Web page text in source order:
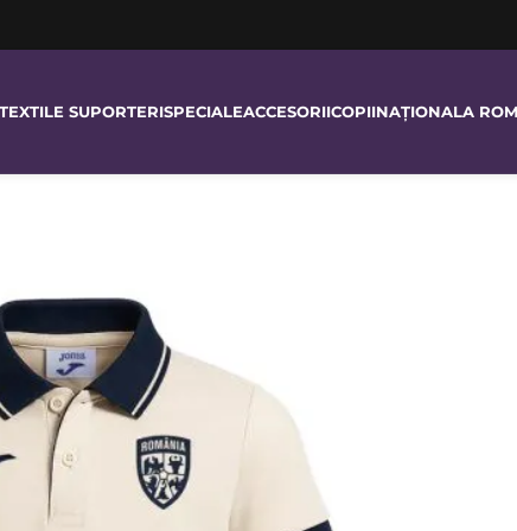
TEXTILE SUPORTERISPECIALEACCESORIICOPIINAȚIONALA